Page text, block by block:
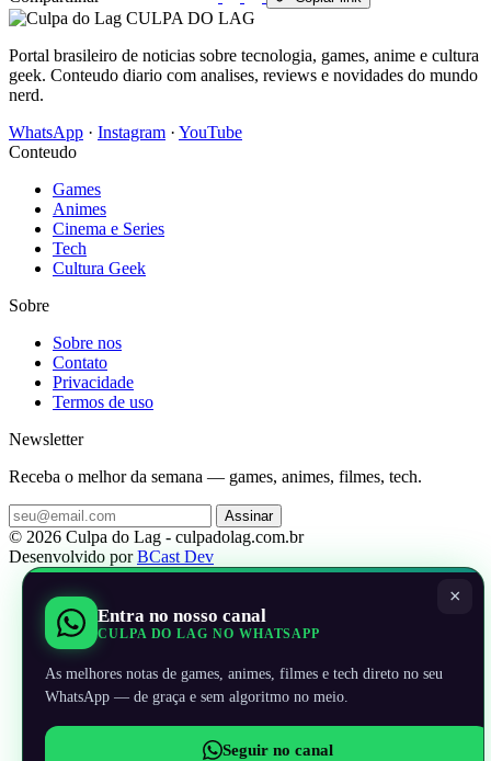
CULPA DO LAG
Portal brasileiro de noticias sobre tecnologia, games, anime e cultura
geek. Conteudo diario com analises, reviews e novidades do mundo
nerd.
WhatsApp · Instagram · YouTube
Conteudo
Games
Animes
Cinema e Series
Tech
Cultura Geek
Sobre
Sobre nos
Contato
Privacidade
Termos de uso
Newsletter
Receba o melhor da semana — games, animes, filmes, tech.
Assinar
© 2026 Culpa do Lag - culpadolag.com.br
Desenvolvido porBCast Dev
×
Entra no nosso canal
CULPA DO LAG NO WHATSAPP
As melhores notas de games, animes, filmes e tech direto no seu
WhatsApp — de graça e sem algoritmo no meio.
Seguir no canal